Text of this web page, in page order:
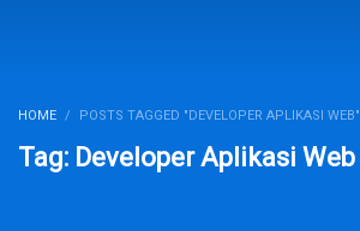
HOME POSTS TAGGED "DEVELOPER APLIKASI WEB"
Tag: Developer Aplikasi Web